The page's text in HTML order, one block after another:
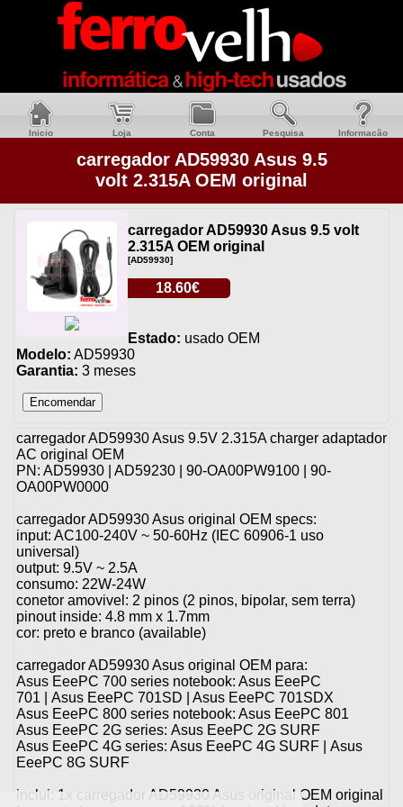
Inicio Loja Conta Pesquisa Informacão
carregador AD59930 Asus 9.5
volt 2.315A OEM original
carregador AD59930 Asus 9.5 volt
2.315A OEM original
[AD59930]
18.60€
Estado: usado OEM
Modelo: AD59930
Garantia: 3 meses
carregador AD59930 Asus 9.5V 2.315A charger adaptador
AC original OEM
PN: AD59930 | AD59230 | 90-OA00PW9100 | 90-
OA00PW0000
carregador AD59930 Asus original OEM specs:
input: AC100-240V ~ 50-60Hz (IEC 60906-1 uso
universal)
output: 9.5V ~ 2.5A
consumo: 22W-24W
conetor amovivel: 2 pinos (2 pinos, bipolar, sem terra)
pinout inside: 4.8 mm x 1.7mm
cor: preto e branco (available)
carregador AD59930 Asus original OEM para:
Asus EeePC 700 series notebook: Asus EeePC
701 | Asus EeePC 701SD | Asus EeePC 701SDX
Asus EeePC 800 series notebook: Asus EeePC 801
Asus EeePC 2G series: Asus EeePC 2G SURF
Asus EeePC 4G series: Asus EeePC 4G SURF | Asus
EeePC 8G SURF
inclui: 1x carregador AD59930 Asus original OEM original